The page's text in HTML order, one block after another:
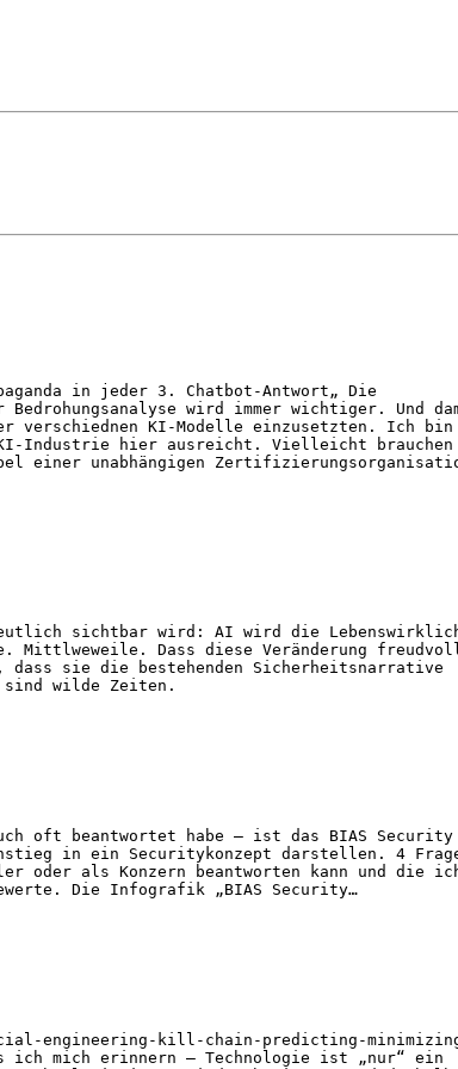
in jeder 3. Chatbot-Antwort„ Die
wird immer wichtiger. Und
verschiednen KI-Modelle einzusetzten. Ich
Industrie hier ausreicht. Vielleicht
einer unabhängigen
sichtbar wird: AI wird die
Mittlweweile. Dass diese Veränderung
sie die bestehenden Sicherheitsnarrative
wilde Zeiten.
oft beantwortet habe – ist das BIAS Security
in ein Securitykonzept darstellen. 4
als Konzern beantworten kann und die
Die Infografik „BIAS Security…
engineering-kill-chain-predicting-
ich mich erinnern – Technologie ist „nur“ ein